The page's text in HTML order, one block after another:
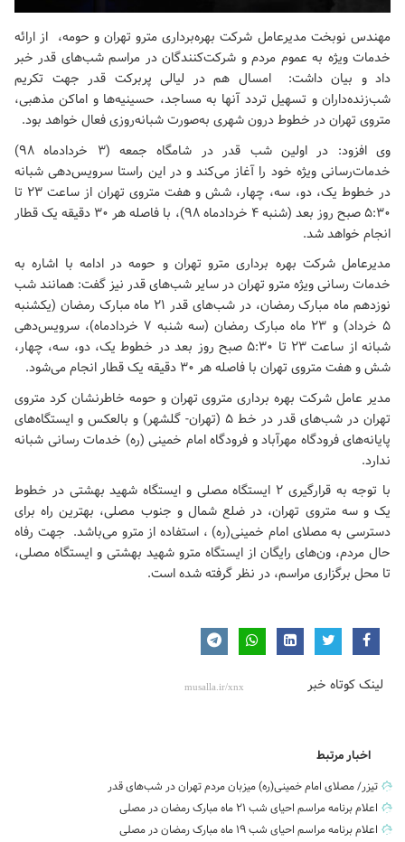
مهندس نوبخت مدیرعامل شرکت بهره‌برداری مترو تهران و حومه، از ارائه
خدمات ویژه به عموم مردم و شرکت‌کنندگان در مراسم شب‌های قدر خبر
داد و بیان داشت: امسال هم در لیالی پربرکت قدر جهت تکریم
شب‌زنده‌داران و تسهیل تردد آنها به مساجد، حسینیه‌ها و اماکن مذهبی،
متروی تهران در خطوط درون شهری به‌صورت شبانه‌روزی فعال خواهد بود.
وی افزود: در اولین شب قدر در شامگاه جمعه (۳ خردادماه ۹۸)
خدمات‌رسانی ویژه خود را آغاز می‌کند و در این راستا سرویس‌دهی شبانه
در خطوط یک، دو، سه، چهار، شش و هفت متروی تهران از ساعت ۲۳ تا
۵:۳۰ صبح روز بعد (شنبه ۴ خردادماه ۹۸)، با فاصله هر ۳۰ دقیقه یک قطار
انجام خواهد شد.
مدیرعامل شرکت بهره برداری مترو تهران و حومه در ادامه با اشاره به
خدمات رسانی ویژه مترو تهران در سایر شب‌های قدر نیز گفت: همانند شب
نوزدهم ماه مبارک رمضان، در شب‌های قدر ۲۱ ماه مبارک رمضان (یکشنبه
۵ خرداد) و ۲۳ ماه مبارک رمضان (سه شنبه ۷ خردادماه)، سرویس‌دهی
شبانه از ساعت ۲۳ تا ۵:۳۰ صبح روز بعد در خطوط یک، دو، سه، چهار،
شش و هفت متروی تهران با فاصله هر ۳۰ دقیقه یک قطار انجام می‌شود.
مدیر عامل شرکت بهره برداری متروی تهران و حومه خاطرنشان کرد متروی
تهران در شب‌های قدر در خط ۵ (تهران- گلشهر) و بالعکس و ایستگاه‌های
پایانه‌های فرودگاه مهرآباد و فرودگاه امام خمینی (ره) خدمات رسانی شبانه
ندارد.
با توجه به قرارگیری ۲ ایستگاه مصلی و ایستگاه شهید بهشتی در خطوط
یک و سه متروی تهران، در ضلع شمال و جنوب مصلی، بهترین راه برای
دسترسی به مصلای امام خمینی(ره) ، استفاده از مترو می‌باشد. جهت رفاه
حال مردم، ون‌های رایگان از ایستگاه مترو شهید بهشتی و ایستگاه مصلی،
تا محل برگزاری مراسم، در نظر گرفته شده است.
لینک کوتاه خبر
اخبار مرتبط
تیزر/ مصلای امام خمینی(ره) میزبان مردم تهران در شب‌های قدر
اعلام برنامه مراسم احیای شب ۲۱ ماه مبارک رمضان در مصلی
اعلام برنامه مراسم احیای شب ۱۹ ماه مبارک رمضان در مصلی